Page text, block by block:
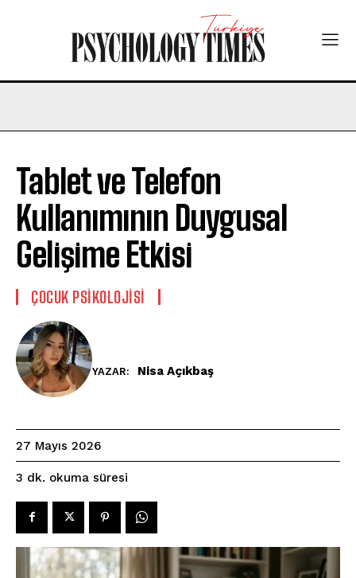
Tablet ve Telefon
Kullanımının Duygusal
Gelişime Etkisi
ÇOCUK PSIKOLOJISI
YAZAR: Nisa Açıkbaş
27 Mayıs 2026
3 dk. okuma süresi